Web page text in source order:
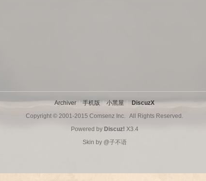
Archiver | 手机版 | 小黑屋 |
DiscuzX
Copyright © 2001-2015 Comsenz Inc. All Rights Reserved.
Powered by Discuz! X3.4
Skin by @子不语